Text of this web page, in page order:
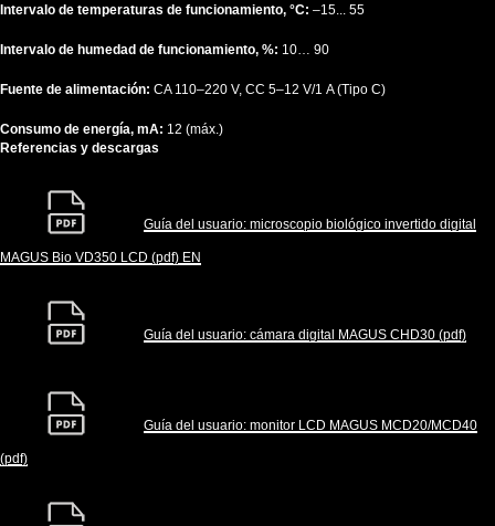
Intervalo de temperaturas de funcionamiento, °C: –15... 55
Intervalo de humedad de funcionamiento, %: 10… 90
Fuente de alimentación: CA 110–220 V, CC 5–12 V/1 A (Tipo C)
Consumo de energía, mA: 12 (máx.)
Referencias y descargas
Guía del usuario: microscopio biológico invertido digital
MAGUS Bio VD350 LCD (pdf) EN
Guía del usuario: cámara digital MAGUS CHD30 (pdf)
Guía del usuario: monitor LCD MAGUS MCD20/MCD40
(pdf)